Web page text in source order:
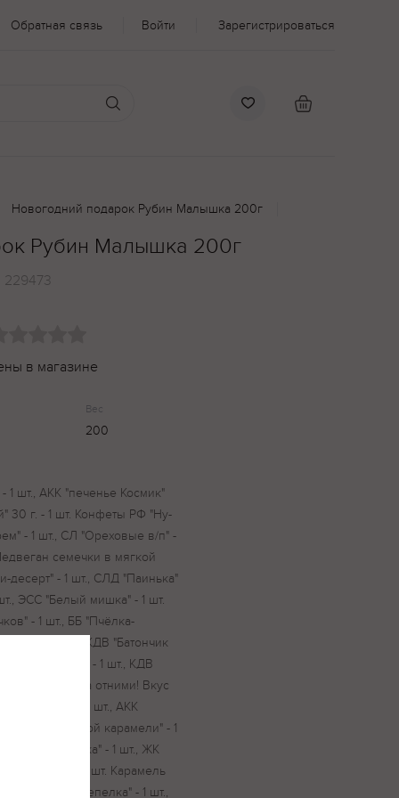
Обратная связь Войти Зарегистрироваться
Новогодний подарок Рубин Малышка 200г
Рубин Малышка 200г
229473
в магазине
Вес
200
1 шт., АКК "печенье Космик"
30 г. - 1 шт. Конфеты РФ "Ну-
- 1 шт., СЛ "Ореховые в/п" -
семечки в мягкой
десерт" - 1 шт., СЛД "Паинька"
ЭСС "Белый мишка" - 1 шт.
- 1 шт., ББ "Пчёлка-
шт. Фасовка КДВ "Батончик
Космик" 22 г. - 1 шт., КДВ
РФ "Ну-ка отними! Вкус
в/п" - 1 шт., АКК
в мягкой карамели" - 1
СЛД "Паинька" - 1 шт., ЖК
мишка" - 1 шт. Карамель
ББ "Пчёлка-Шепелка" - 1 шт.,